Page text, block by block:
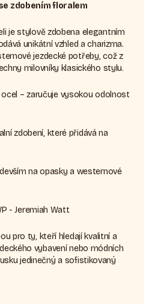
zdobením floralem
je stylově zdobena elegantním
unikátní vzhled a charizma.
jezdecké potřeby, což z
milovníky klasického stylu.
– zaručuje vysokou odolnost
zdobení, které přidává na
na opasky a westernové
- Jeremiah Watt
pro ty, kteří hledají kvalitní a
vybavení nebo módních
jedinečný a sofistikovaný